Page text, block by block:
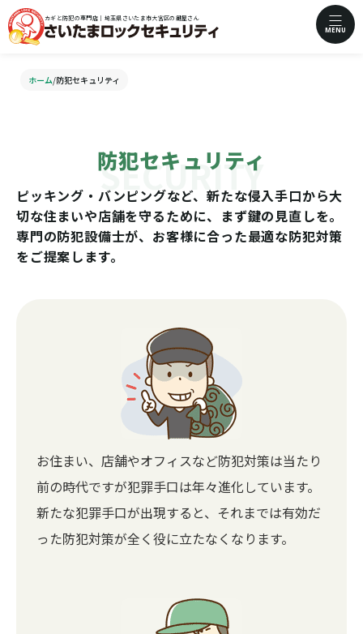
カギと防犯の専門店｜埼玉県さいたま市大宮区の鍵屋さん
MENU
ホーム/防犯セキュリティ
防犯セキュリティ
ピッキング・バンピングなど、新たな侵入手口から大
切な住まいや店舗を守るために、まず鍵の見直しを。
専門の防犯設備士が、お客様に合った最適な防犯対策
をご提案します。
お住まい、店舗やオフィスなど防犯対策は当たり
前の時代ですが犯罪手口は年々進化しています。
新たな犯罪手口が出現すると、それまでは有効だ
った防犯対策が全く役に立たなくなります。